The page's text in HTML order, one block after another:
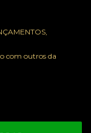
com outros da